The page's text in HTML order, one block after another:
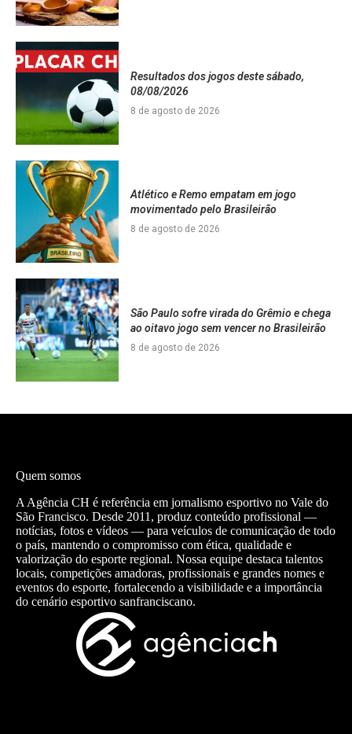
Resultados dos jogos deste sábado,
08/08/2026
8 de agosto de 2026
Atlético e Remo empatam em jogo
movimentado pelo Brasileirão
8 de agosto de 2026
São Paulo sofre virada do Grêmio e chega
ao oitavo jogo sem vencer no Brasileirão
8 de agosto de 2026
Quem somos
A Agência CH é referência em jornalismo esportivo no Vale do
São Francisco. Desde 2011, produz conteúdo profissional —
notícias, fotos e vídeos — para veículos de comunicação de todo
o país, mantendo o compromisso com ética, qualidade e
valorização do esporte regional. Nossa equipe destaca talentos
locais, competições amadoras, profissionais e grandes nomes e
eventos do esporte, fortalecendo a visibilidade e a importância
do cenário esportivo sanfranciscano.